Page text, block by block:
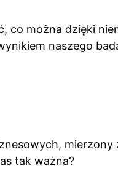
co można dzięki
naszego
tak ważna?